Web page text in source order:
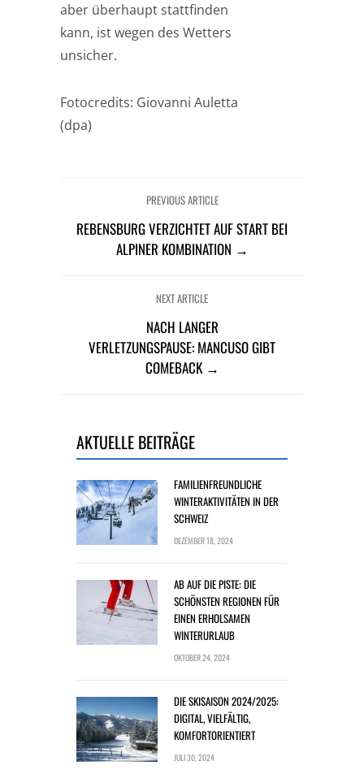
aber überhaupt stattfinden
kann, ist wegen des Wetters
unsicher.
Fotocredits: Giovanni Auletta
(dpa)
PREVIOUS ARTICLE
REBENSBURG VERZICHTET AUF START BEI
ALPINER KOMBINATION →
NEXT ARTICLE
NACH LANGER
VERLETZUNGSPAUSE: MANCUSO GIBT
COMEBACK →
AKTUELLE BEITRÄGE
FAMILIENFREUNDLICHE
WINTERAKTIVITÄTEN IN DER
SCHWEIZ
DEZEMBER 18, 2024
AB AUF DIE PISTE: DIE
SCHÖNSTEN REGIONEN FÜR
EINEN ERHOLSAMEN
WINTERURLAUB
OKTOBER 24, 2024
DIE SKISAISON 2024/2025:
DIGITAL, VIELFÄLTIG,
KOMFORTORIENTIERT
JULI 30, 2024